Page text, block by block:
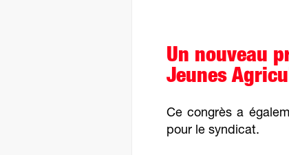
Un nouveau
Jeunes
Ce congrès a
pour le syndicat.